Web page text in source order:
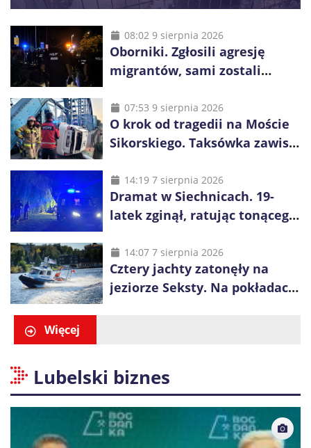
08:02 9 sierpnia 2026
Oborniki. Zgłosili agresję
migrantów, sami zostali
proceder
07:53 9 sierpnia 2026
O krok od tragedii na Moście
Sikorskiego. Taksówka zawisła
14:19 7 sierpnia 2026
Dramat w Siechnicach. 19-
latek zginął, ratując tonącego
14:07 7 sierpnia 2026
Cztery jachty zatonęły na
jeziorze Seksty. Na pokładach
Więcej
Lubelski biznes